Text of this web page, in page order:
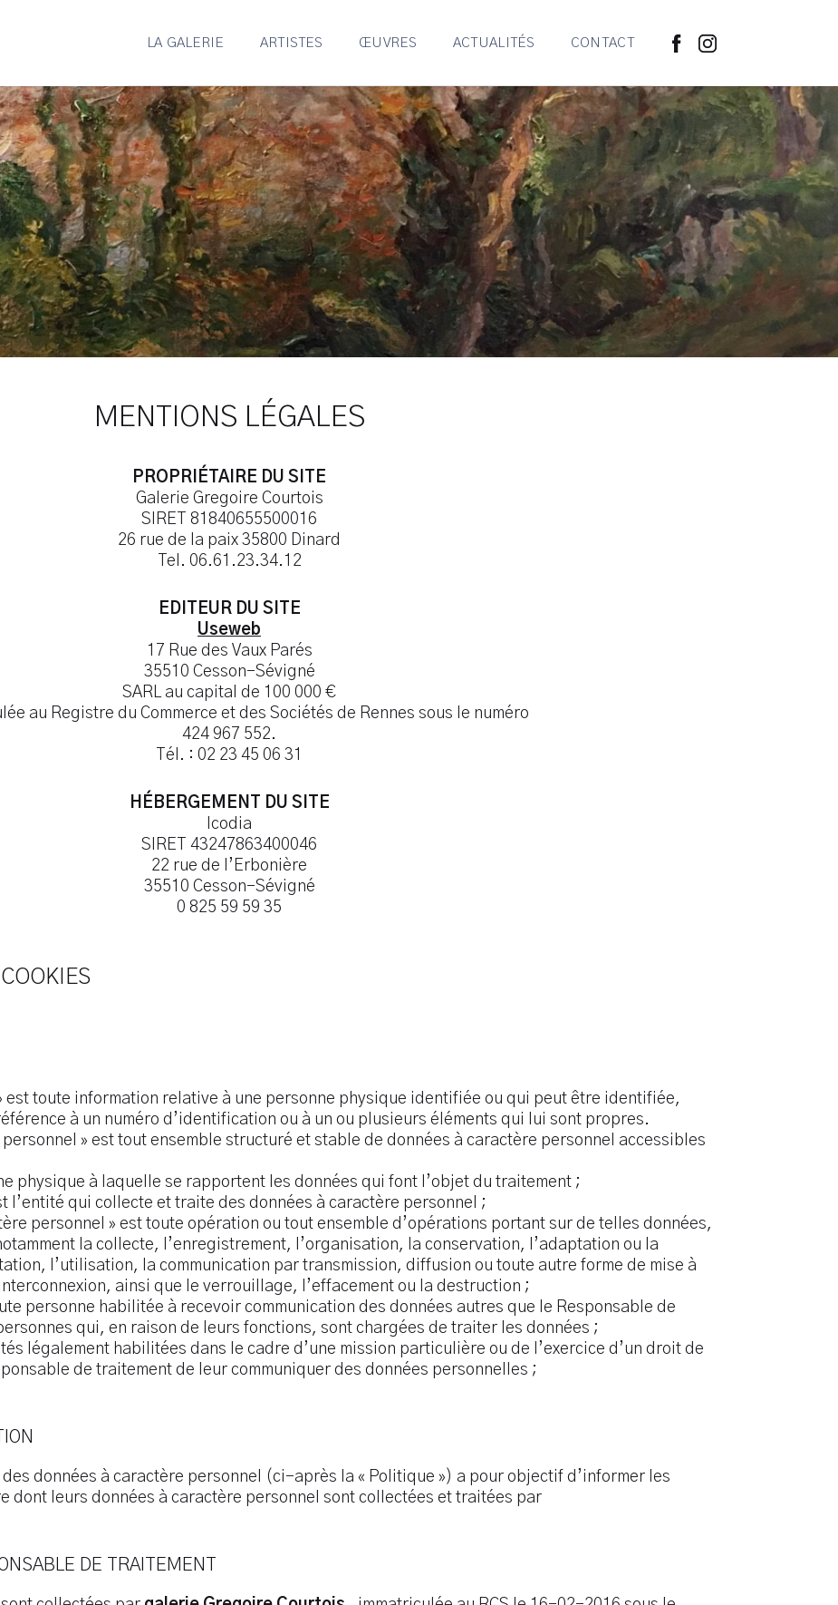
LA GALERIE ARTISTES ŒUVRES ACTUALITÉS CONTACT
MENTIONS LÉGALES
PROPRIÉTAIRE DU SITE
Galerie Gregoire Courtois
SIRET 81840655500016
26 rue de la paix 35800 Dinard
Tel. 06.61.23.34.12
EDITEUR DU SITE
Useweb
17 Rue des Vaux Parés
35510 Cesson-Sévigné
SARL au capital de 100 000 €
au Registre du Commerce et des Sociétés de Rennes sous le numéro
424 967 552.
Tél. : 02 23 45 06 31
HÉBERGEMENT DU SITE
Icodia
SIRET 43247863400046
22 rue de l’Erbonière
35510 Cesson-Sévigné
0 825 59 59 35
est toute information relative à une personne physique identifiée ou qui peut être identifiée,
à un numéro d’identification ou à un ou plusieurs éléments qui lui sont propres.
» est tout ensemble structuré et stable de données à caractère personnel accessibles
physique à laquelle se rapportent les données qui font l’objet du traitement ;
l’entité qui collecte et traite des données à caractère personnel ;
personnel » est toute opération ou tout ensemble d’opérations portant sur de telles données,
la collecte, l’enregistrement, l’organisation, la conservation, l’adaptation ou la
l’utilisation, la communication par transmission, diffusion ou toute autre forme de mise à
ainsi que le verrouillage, l’effacement ou la destruction ;
personne habilitée à recevoir communication des données autres que le Responsable de
qui, en raison de leurs fonctions, sont chargées de traiter les données ;
légalement habilitées dans le cadre d’une mission particulière ou de l’exercice d’un droit de
de traitement de leur communiquer des données personnelles ;
données à caractère personnel (ci-après la « Politique ») a pour objectif d’informer les
dont leurs données à caractère personnel sont collectées et traitées par
DE TRAITEMENT